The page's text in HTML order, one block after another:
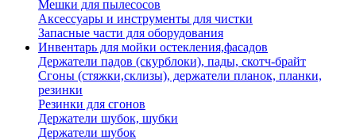
Мешки для пылесосов
Аксессуары и инструменты для чистки
Запасные части для оборудования
Инвентарь для мойки остекления,фасадов
Держатели падов (скурблоки), пады, скотч-брайт
Сгоны (стяжки,склизы), держатели планок, планки,
резинки
Резинки для сгонов
Держатели шубок, шубки
Держатели шубок